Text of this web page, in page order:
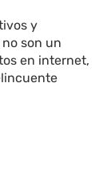
y
son un
en internet,